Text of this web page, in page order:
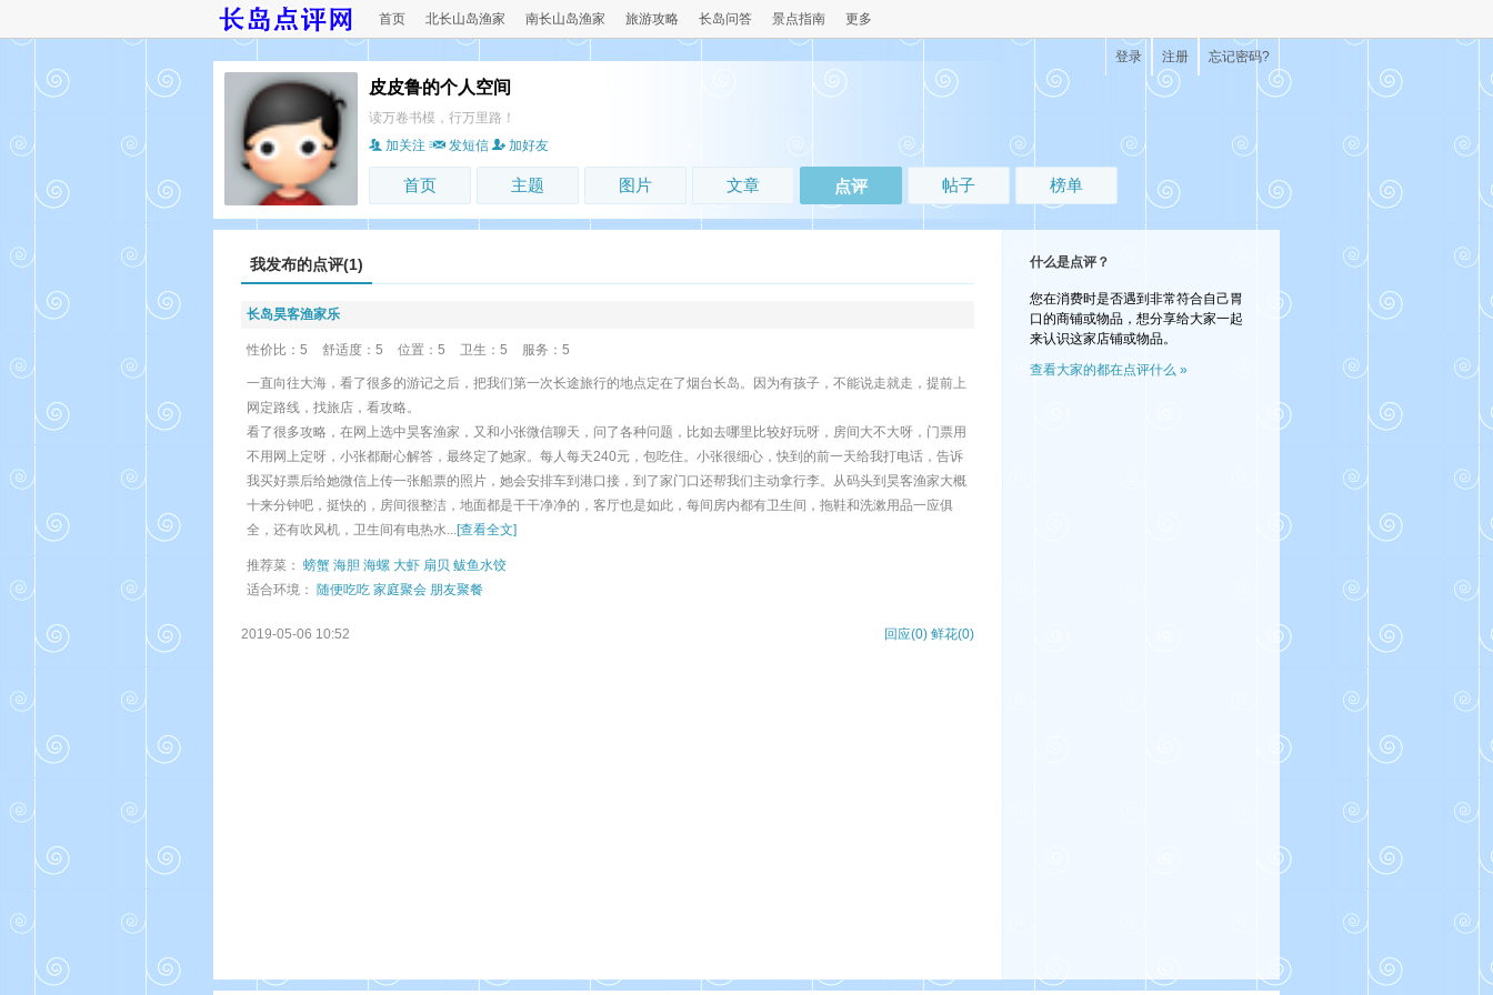
首页 北长山岛渔家 南长山岛渔家 旅游攻略 长岛问答 景点指南 更多
忘记密码?
注册
登录
皮皮鲁的个人空间
读万卷书模，行万里路！
加关注
发短信 加好友
首页 主题 图片 文章 点评 帖子 榜单
我发布的点评(1)
长岛昊客渔家乐
性价比：5 舒适度：5 位置：5 卫生：5 服务：5
一直向往大海，看了很多的游记之后，把我们第一次长途旅行的地点定在了烟台长岛。因为有孩子，不能说走就走，提前上
网定路线，找旅店，看攻略。
看了很多攻略，在网上选中昊客渔家，又和小张微信聊天，问了各种问题，比如去哪里比较好玩呀，房间大不大呀，门票用
不用网上定呀，小张都耐心解答，最终定了她家。每人每天240元，包吃住。小张很细心，快到的前一天给我打电话，告诉
我买好票后给她微信上传一张船票的照片，她会安排车到港口接，到了家门口还帮我们主动拿行李。从码头到昊客渔家大概
十来分钟吧，挺快的，房间很整洁，地面都是干干净净的，客厅也是如此，每间房内都有卫生间，拖鞋和洗漱用品一应俱
全，还有吹风机，卫生间有电热水...[查看全文]
推荐菜： 螃蟹 海胆 海螺 大虾 扇贝 鲅鱼水饺
适合环境： 随便吃吃 家庭聚会 朋友聚餐
回应(0) 鲜花(0)
2019-05-06 10:52
什么是点评？
您在消费时是否遇到非常符合自己胃
口的商铺或物品，想分享给大家一起
来认识这家店铺或物品。
查看大家的都在点评什么 »